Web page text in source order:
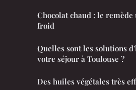
Chocolat chaud : le
froid
Quelles sont les solutions
votre séjour à Toulouse ?
Des huiles végétales très